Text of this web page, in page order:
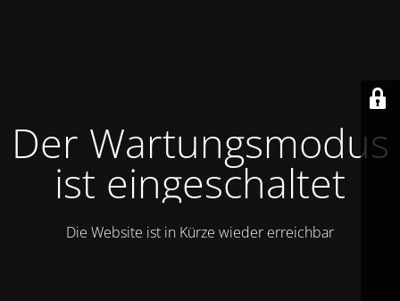
Der Wartungsmodus
ist eingeschaltet
Die Website ist in Kürze wieder erreichbar